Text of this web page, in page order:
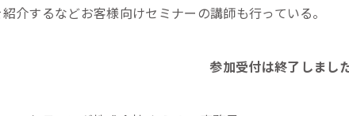
介するなどお客様向けセミナーの講師も行っている。
参加受付は終了しまし